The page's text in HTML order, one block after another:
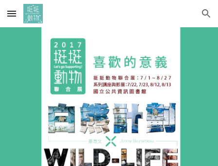
Skip to main content Skip to navigation